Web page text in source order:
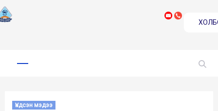
Primary
Үндсэн мэдээ